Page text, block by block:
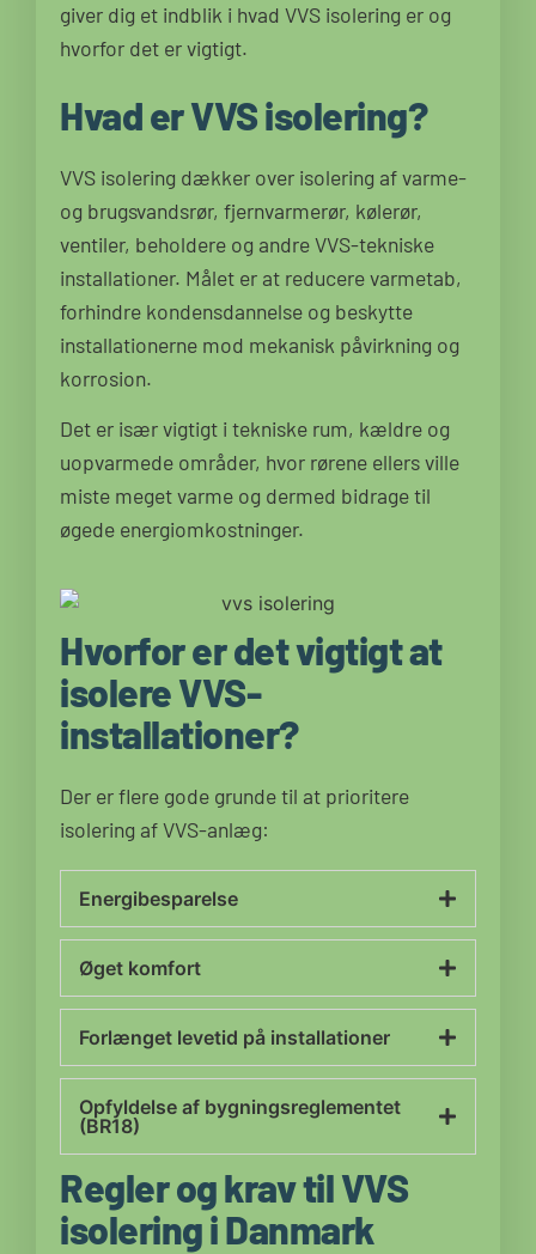
giver dig et indblik i hvad VVS isolering er og
hvorfor det er vigtigt.
Hvad er VVS isolering?
VVS isolering dækker over isolering af varme-
og brugsvandsrør, fjernvarmerør, kølerør,
ventiler, beholdere og andre VVS-tekniske
installationer. Målet er at reducere varmetab,
forhindre kondensdannelse og beskytte
installationerne mod mekanisk påvirkning og
korrosion.
Det er især vigtigt i tekniske rum, kældre og
uopvarmede områder, hvor rørene ellers ville
miste meget varme og dermed bidrage til
øgede energiomkostninger.
Hvorfor er det vigtigt at
isolere VVS-
installationer?
Der er flere gode grunde til at prioritere
isolering af VVS-anlæg:
Energibesparelse
Øget komfort
Forlænget levetid på installationer
Opfyldelse af bygningsreglementet
(BR18)
Regler og krav til VVS
isolering i Danmark